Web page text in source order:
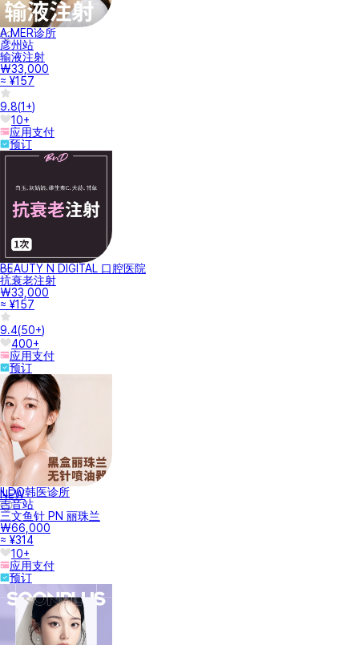
A.MER诊所
彦州站
输液注射
₩33,000
≈ ¥157
9.8(1+)
10+
应用支付
预订
BEAUTY N DIGITAL 口腔医院
抗衰老注射
₩33,000
≈ ¥157
9.4(50+)
400+
应用支付
预订
NEW
ILDO韩医诊所
吉音站
三文鱼针 PN 丽珠兰
₩66,000
≈ ¥314
10+
应用支付
预订